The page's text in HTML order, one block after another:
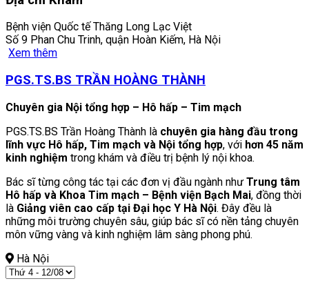
Bệnh viện Quốc tế Thăng Long Lạc Việt
Số 9 Phan Chu Trinh, quận Hoàn Kiếm, Hà Nội
Xem thêm
PGS.TS.BS TRẦN HOÀNG THÀNH
Chuyên gia Nội tổng hợp – Hô hấp – Tim mạch
PGS.TS.BS Trần Hoàng Thành là chuyên gia hàng đầu trong
lĩnh vực Hô hấp, Tim mạch và Nội tổng hợp, với hơn 45 năm
kinh nghiệm trong khám và điều trị bệnh lý nội khoa.
Bác sĩ từng công tác tại các đơn vị đầu ngành như Trung tâm
Hô hấp và Khoa Tim mạch – Bệnh viện Bạch Mai, đồng thời
là Giảng viên cao cấp tại Đại học Y Hà Nội. Đây đều là
những môi trường chuyên sâu, giúp bác sĩ có nền tảng chuyên
môn vững vàng và kinh nghiệm lâm sàng phong phú.
Hà Nội